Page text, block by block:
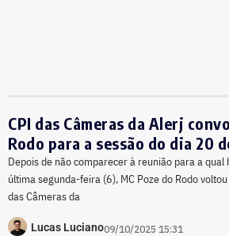
CPI das Câmeras da Alerj
Rodo para a sessão do dia 20
Depois de não comparecer à reunião para a qual
última segunda-feira (6), MC Poze do Rodo
das Câmeras da
Lucas Luciano09/10/2025 15:31